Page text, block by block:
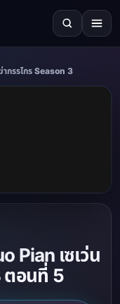
กรรไกร Season 3
Pian เซเว่น
ตอนที่ 5